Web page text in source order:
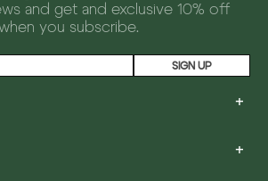
+
+
and get and exclusive 10% off
you subscribe.
SIGN UP